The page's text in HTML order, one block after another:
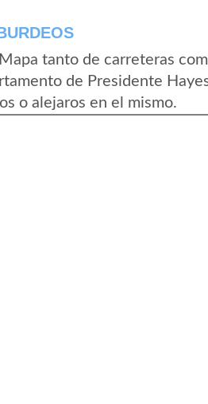
tanto de carreteras
de Presidente
o alejaros en el mismo.